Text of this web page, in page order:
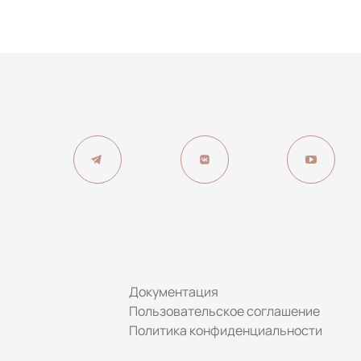
Документация
Пользовательское соглашение
Политика конфиденциальности